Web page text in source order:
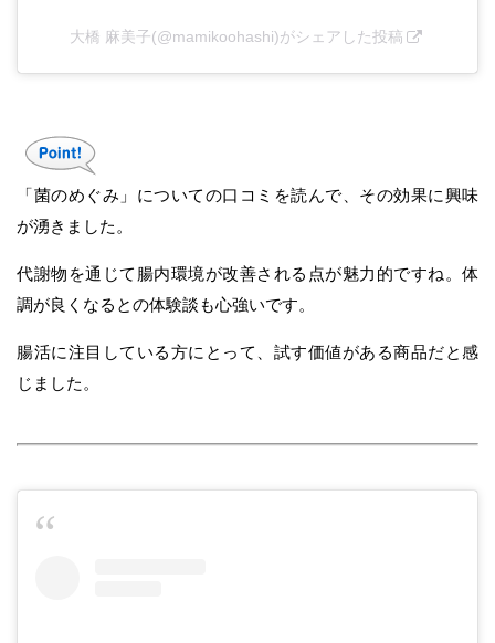
大橋 麻美子(@mamikoohashi)がシェアした投稿
「菌のめぐみ」についての口コミを読んで、その効果に興味
が湧きました。
代謝物を通じて腸内環境が改善される点が魅力的ですね。体
調が良くなるとの体験談も心強いです。
腸活に注目している方にとって、試す価値がある商品だと感
じました。